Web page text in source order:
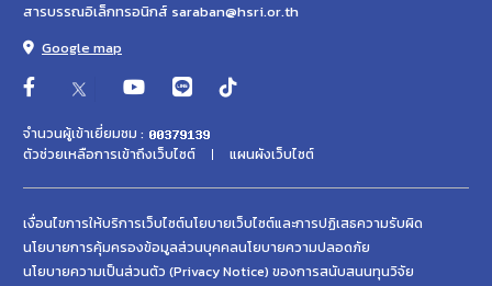
สารบรรณอิเล็กทรอนิกส์ saraban@hsri.or.th
Google map
จำนวนผู้เข้าเยี่ยมชม :
ตัวช่วยเหลือการเข้าถึงเว็บไซต์
แผนผังเว็บไซต์
เงื่อนไขการให้บริการเว็บไซต์นโยบายเว็บไซต์และการปฏิเสธความรับผิด
นโยบายการคุ้มครองข้อมูลส่วนบุคคลนโยบายความปลอดภัย
นโยบายความเป็นส่วนตัว (Privacy Notice) ของการสนับสนนทุนวิจัย